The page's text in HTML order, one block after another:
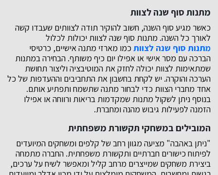
מתנות סוף שנה לצוות
כאשר מגיע סוף השנה, חשוב להוקיר תודה לצוותים שעבדו קשה
לאורך כל השנה. מתנות סוף שנה לצוות יכולות לכלול
מתנות סוף שנה לצוות כמו מארזי מתנה אישיים, כרטיסי
הברכה עם מסר אישי או אפילו יום כיף משותף. הבחירה במתנות
שמתאימות לצוות יכולה לחזק את המוטיבציה וליצור תחושת
הערכה והוקרה. יש לקחת בחשבון את התחביבים וההעדפות של כל
אחד מחברי הצוות כדי לבחור מתנה שתשמח ותפתיע אותם.
בנוסף ניתן לשקול מתנות שמקדמות בריאות ורווחה או אפילו
הזמנה לפעילות גיבוש מהנה ומחברת.
המובילים במשחקי תקשורת משפחתית
"ניתן באהבה" מציעה מגוון רחב של קלפים ומשחקים המיועדים
לפיתוח כישורים חברתיים ותקשורת משפחתית. החברה מתמחה
ביצירת משחקים שמייצרים מרחב קליל ומאפשר לשיח על ערכים,